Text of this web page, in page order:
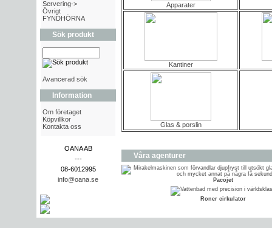
Servering->
Övrigt
FYNDHÖRNA
Sök produkt
Avancerad sök
Information
Om företaget
Köpvillkor
Kontakta oss
OANA AB
---
08-6012995
info@oana.se
Apparater
Kantiner
Glas & porslin
Våra agenturer
Pacojet
Roner cirkulator